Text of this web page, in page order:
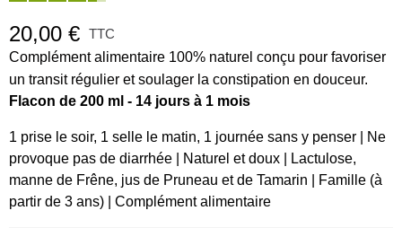
20,00 € TTC
Complément alimentaire 100% naturel conçu pour favoriser
un transit régulier et soulager la constipation en douceur.
Flacon de 200 ml - 14 jours à 1 mois
1 prise le soir, 1 selle le matin, 1 journée sans y penser | Ne
provoque pas de diarrhée | Naturel et doux | Lactulose,
manne de Frêne, jus de Pruneau et de Tamarin | Famille (à
partir de 3 ans) | Complément alimentaire